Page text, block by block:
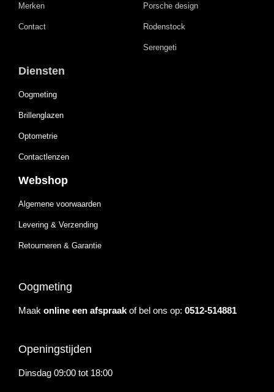
Merken
Contact
Porsche design
Rodenstock
Serengeti
Diensten
Oogmeting
Brillenglazen
Optometrie
Contactlenzen
Webshop
Algemene voorwaarden
Levering & Verzending
Retourneren & Garantie
Oogmeting
Maak online een afspraak of bel ons op: 0512-514881
Openingstijden
Dinsdag 09:00 tot 18:00